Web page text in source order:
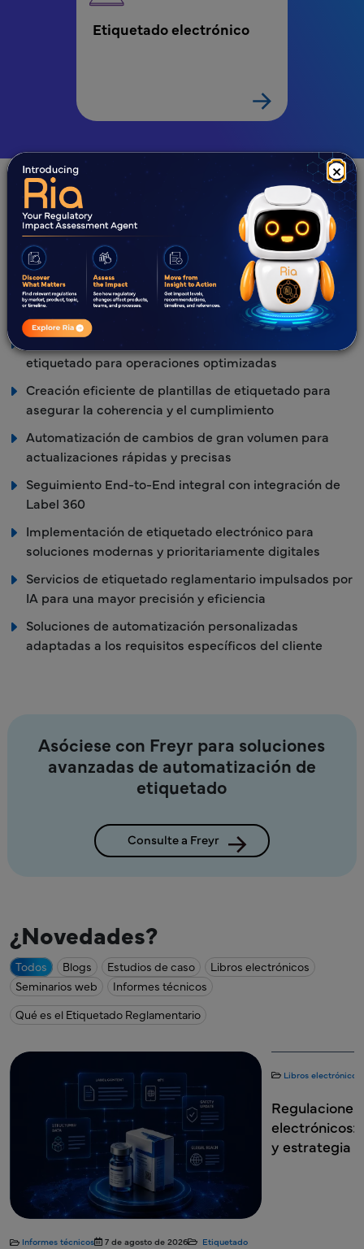
×
Etiquetado electrónico
Servicios de automatización
del etiquetado
Experiencia Ventajas
Sistemas avanzados de gestión de contenido de
etiquetado para operaciones optimizadas
Creación eficiente de plantillas de etiquetado para
asegurar la coherencia y el cumplimiento
Automatización de cambios de gran volumen para
actualizaciones rápidas y precisas
Seguimiento End-to-End integral con integración de
Label 360
Implementación de etiquetado electrónico para
soluciones modernas y prioritariamente digitales
Servicios de etiquetado reglamentario impulsados por
IA para una mayor precisión y eficiencia
Soluciones de automatización personalizadas
adaptadas a los requisitos específicos del cliente
Asóciese con Freyr para soluciones
avanzadas de automatización de
etiquetado
Consulte a Freyr
¿Novedades?
Todos Blogs Estudios de caso
Libros electrónicos
Seminarios web
Informes técnicos
Qué es el Etiquetado Reglamentario
Libros electrónicos 31 de julio de 2026 Etiquetado
Regulaciones globales de folletos
electrónicos: Requisitos país por país
y estrategia de implementación
Blogs 2 de
Desarrollo
en
bases